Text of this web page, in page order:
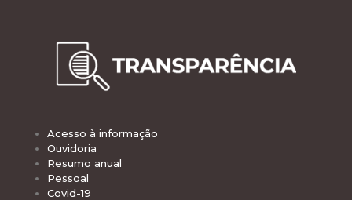
Acesso à informação
Ouvidoria
Resumo anual
Pessoal
Covid-19